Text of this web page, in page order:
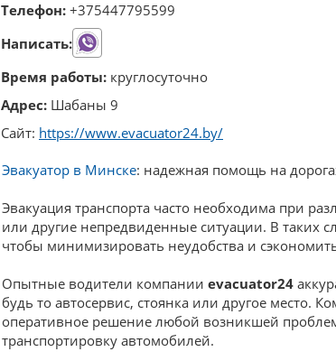
Телефон: +375447795599
Написать:
Время работы: круглосуточно
Адрес: Шабаны 9
Сайт: https://www.evacuator24.by/
Эвакуатор в Минске: надежная помощь на
Эвакуация транспорта часто необходима при
или другие непредвиденные ситуации. В таких
чтобы минимизировать неудобства и
Опытные водители компании evacuator24
будь то автосервис, стоянка или другое место.
оперативное решение любой возникшей
транспортировку автомобилей.